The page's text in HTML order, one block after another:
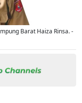
Barat Haiza Rinsa. -